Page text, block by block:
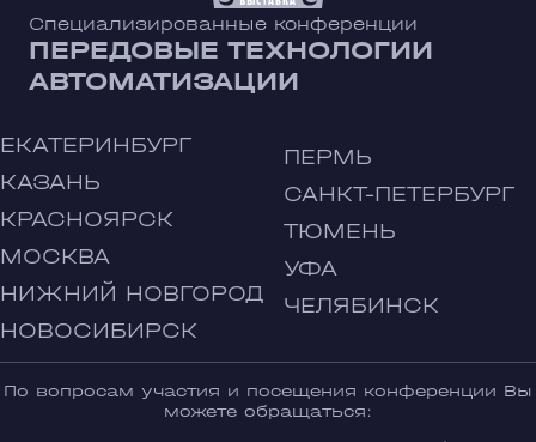
Специализированные конференции
ПЕРЕДОВЫЕ ТЕХНОЛОГИИ
АВТОМАТИЗАЦИИ
ЕКАТЕРИНБУРГ
КАЗАНЬ
КРАСНОЯРСК
МОСКВА
НИЖНИЙ НОВГОРОД
НОВОСИБИРСК
ПЕРМЬ
САНКТ-ПЕТЕРБУРГ
ТЮМЕНЬ
УФА
ЧЕЛЯБИНСК
По вопросам участия и посещения конференции Вы
можете обращаться: